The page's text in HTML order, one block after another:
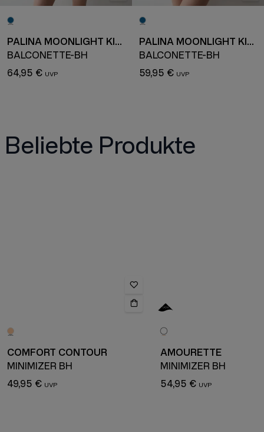
PALINA MOONLIGHT KISS
BALCONETTE-BH
64,95 €
PALINA MOONLIGHT KISS
BALCONETTE-BH
59,95 €
Beliebte Produkte
COMFORT CONTOUR
MINIMIZER BH
49,95 €
AMOURETTE
MINIMIZER BH
54,95 €